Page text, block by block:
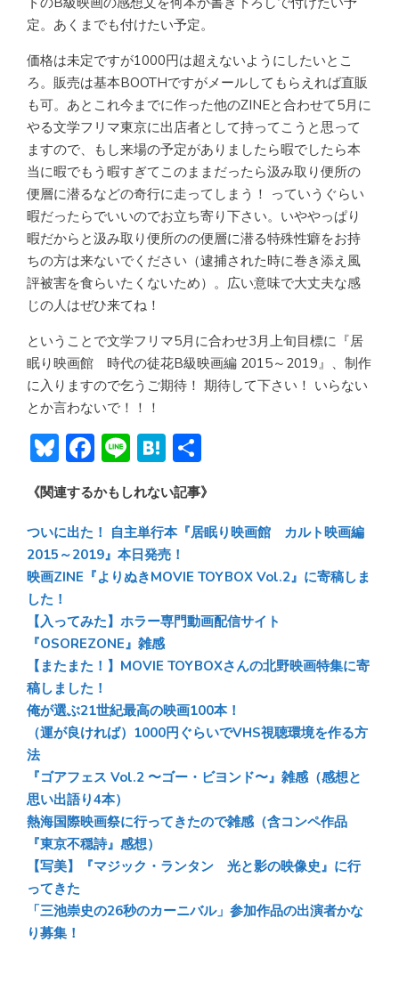
定。あくまでも付けたい予定。
価格は未定ですが1000円は超えないようにしたいとこ
ろ。販売は基本BOOTHですがメールしてもらえれば直販
も可。あとこれ今までに作った他のZINEと合わせて5月に
やる文学フリマ東京に出店者として持ってこうと思って
ますので、もし来場の予定がありましたら暇でしたら本
当に暇でもう暇すぎてこのままだったら汲み取り便所の
便層に潜るなどの奇行に走ってしまう！ っていうぐらい
暇だったらでいいのでお立ち寄り下さい。いややっぱり
暇だからと汲み取り便所のの便層に潜る特殊性癖をお持
ちの方は来ないでください（逮捕された時に巻き添え風
評被害を食らいたくないため）。広い意味で大丈夫な感
じの人はぜひ来てね！
ということで文学フリマ5月に合わせ3月上旬目標に『居
眠り映画館 時代の徒花B級映画編 2015～2019』、制作
に入りますので乞うご期待！ 期待して下さい！ いらない
とか言わないで！！！
Bl
u
e
sk
y
F
ac
e
b
o
ok
Li
n
e
H
at
e
n
a
有
《関連するかもしれない記事》
ついに出た！ 自主単行本『居眠り映画館 カルト映画編
2015～2019』本日発売！
映画ZINE『よりぬきMOVIE TOYBOX Vol.2』に寄稿しま
した！
【入ってみた】ホラー専門動画配信サイト
『OSOREZONE』雑感
【またまた！】MOVIE TOYBOXさんの北野映画特集に寄
稿しました！
俺が選ぶ21世紀最高の映画100本！
（運が良ければ）1000円ぐらいでVHS視聴環境を作る方
法
『ゴアフェス Vol.2 〜ゴー・ビヨンド〜』雑感（感想と
思い出語り4本）
熱海国際映画祭に行ってきたので雑感（含コンペ作品
『東京不穏詩』感想）
【写美】『マジック・ランタン 光と影の映像史』に行
ってきた
「三池崇史の26秒のカーニバル」参加作品の出演者かな
り募集！